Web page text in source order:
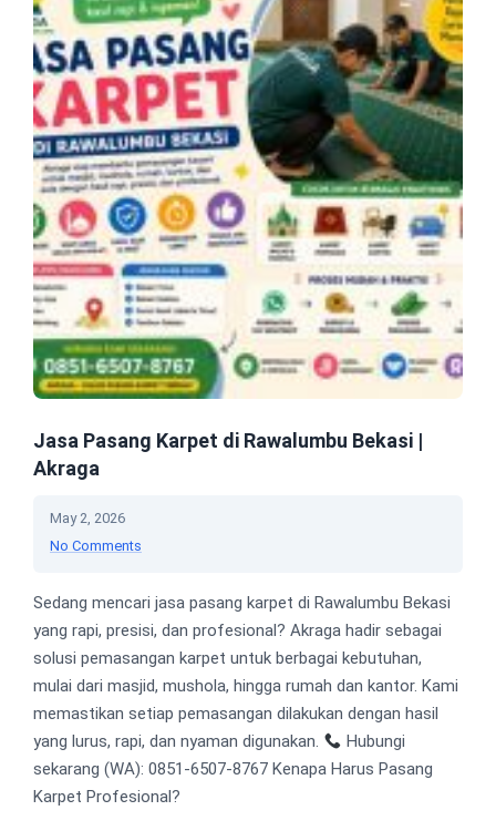
Jasa Pasang Karpet di Rawalumbu Bekasi |
Akraga
May 2, 2026
No Comments
Sedang mencari jasa pasang karpet di Rawalumbu Bekasi
yang rapi, presisi, dan profesional? Akraga hadir sebagai
solusi pemasangan karpet untuk berbagai kebutuhan,
mulai dari masjid, mushola, hingga rumah dan kantor. Kami
memastikan setiap pemasangan dilakukan dengan hasil
yang lurus, rapi, dan nyaman digunakan.
Hubungi
sekarang (WA): 0851-6507-8767 Kenapa Harus Pasang
Karpet Profesional?